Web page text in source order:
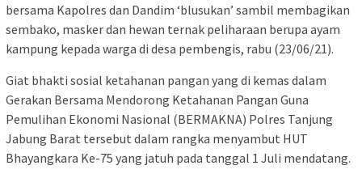
bersama Kapolres dan Dandim ‘blusukan’ sambil membagikan
sembako, masker dan hewan ternak peliharaan berupa ayam
kampung kepada warga di desa pembengis, rabu (23/06/21).
Giat bhakti sosial ketahanan pangan yang di kemas dalam
Gerakan Bersama Mendorong Ketahanan Pangan Guna
Pemulihan Ekonomi Nasional (BERMAKNA) Polres Tanjung
Jabung Barat tersebut dalam rangka menyambut HUT
Bhayangkara Ke-75 yang jatuh pada tanggal 1 Juli mendatang.